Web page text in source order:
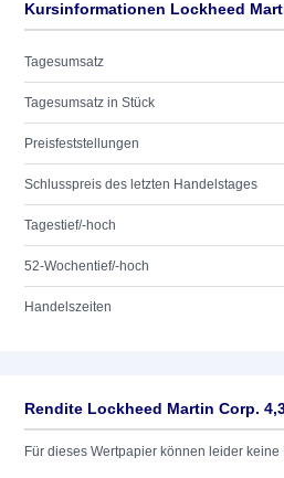
Kursinformationen Lockheed
Tagesumsatz
Tagesumsatz in Stück
Preisfeststellungen
Schlusspreis des letzten Handelstages
Tagestief/-hoch
52-Wochentief/-hoch
Handelszeiten
Rendite Lockheed Martin Corp.
Für dieses Wertpapier können leider